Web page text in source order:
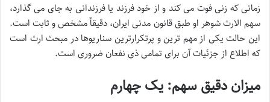
زمانی که زنی فوت می کند و از خود فرزند یا فرزندانی به جای می گذارد،
سهم الارث شوهر او طبق قانون مدنی ایران، دقیقاً مشخص و ثابت است.
این حالت یکی از مهم ترین و پرتکرارترین سناریوها در مبحث ارث است
که اطلاع از جزئیات آن برای تمامی ذی نفعان ضروری است.
میزان دقیق سهم: یک چهارم